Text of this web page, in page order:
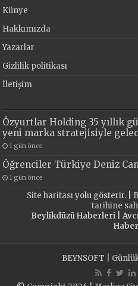
Künye
Hakkımızda
Yazarlar
Gizlilik politikası
İletişim
Özyurtlar Holding 35 yıllık
yeni marka stratejisiyle
1 gün önce
Öğrenciler Türkiye Deniz
1 gün önce
Site haritasıyolu gösterir. |
tarihine
Beylikdüzü Haberleri|
BEYNSOFT